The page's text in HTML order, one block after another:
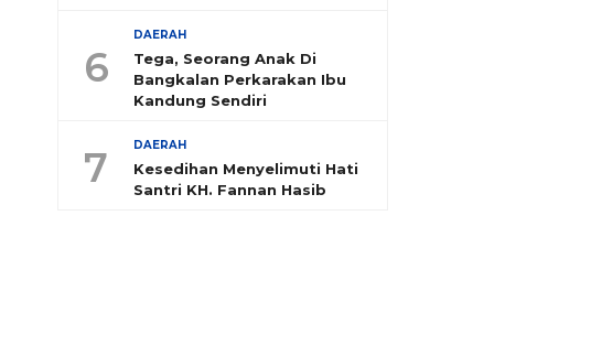
6
DAERAH
Tega, Seorang Anak Di
Bangkalan Perkarakan Ibu
Kandung Sendiri
7 DAERAH
Kesedihan Menyelimuti Hati
Santri KH. Fannan Hasib